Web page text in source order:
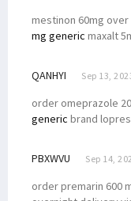
mestinon 60mg
mg generic maxalt
QANHYI Sep 13,
order omeprazole
generic brand
PBXWVU Sep 14,
order premarin 600